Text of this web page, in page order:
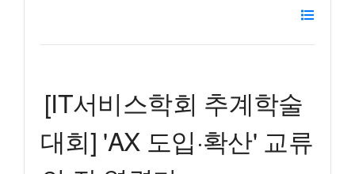
[IT서비스학회 추계학술
대회] 'AX 도입·확산' 교류